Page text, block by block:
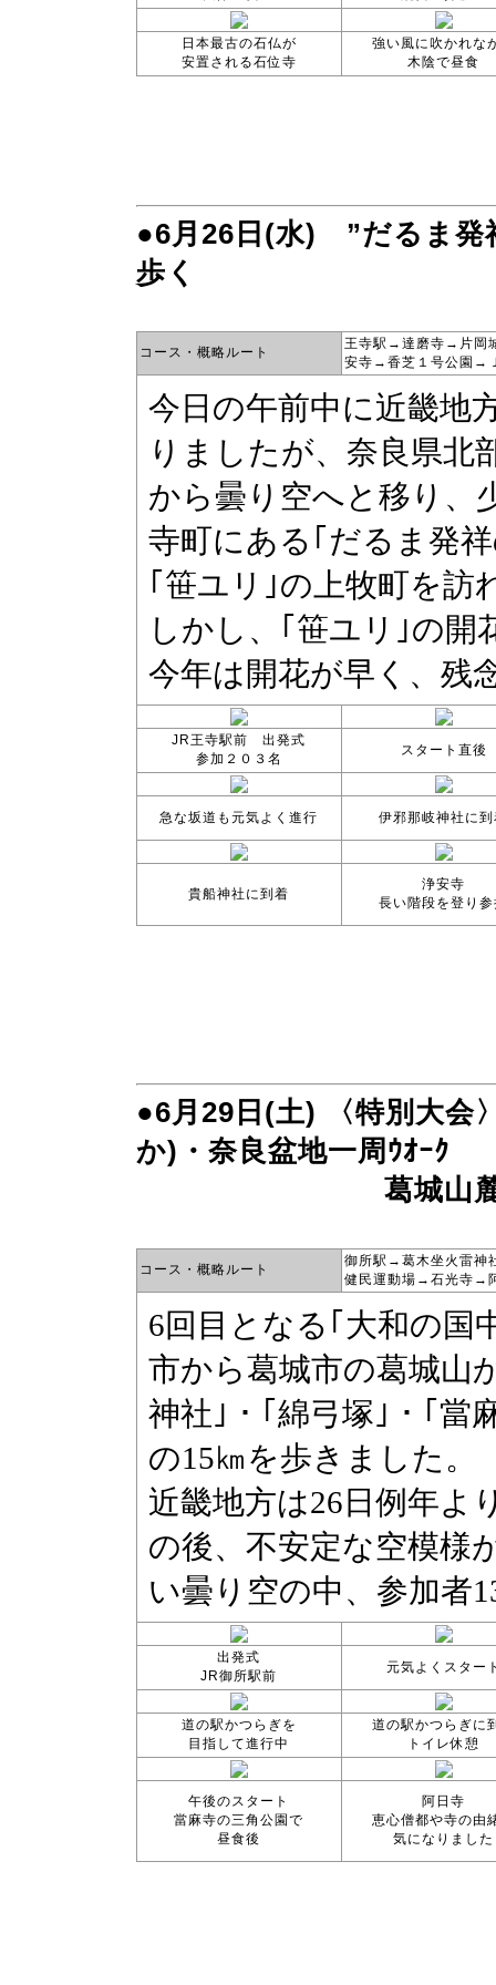
日本最古の石仏が
安置される石位寺
強い風に吹かれな
木陰で昼食
●6月26日(水) ”だるま発
歩く
コース・概略ルート
王寺駅→達磨寺→片岡
安寺→香芝１号公園→
JR王寺駅前 出発式
参加２０３名
スタート直後
急な坂道も元気よく進行 伊邪那岐神社に
貴船神社に到着
浄安寺
長い階段を登り
●6月29日(土) 〈特別大会
か)・奈良盆地一周ｳｵｰｸ
葛城山麓から
コース・概略ルート
御所駅→葛木坐火雷神
健民運動場→石光寺→
出発式
JR御所駅前
元気よくスター
道の駅かつらぎを
目指して進行中
道の駅かつらぎに
トイレ休憩
午後のスタート
當麻寺の三角公園で
昼食後
阿日寺
恵心僧都や寺の由
気になりました